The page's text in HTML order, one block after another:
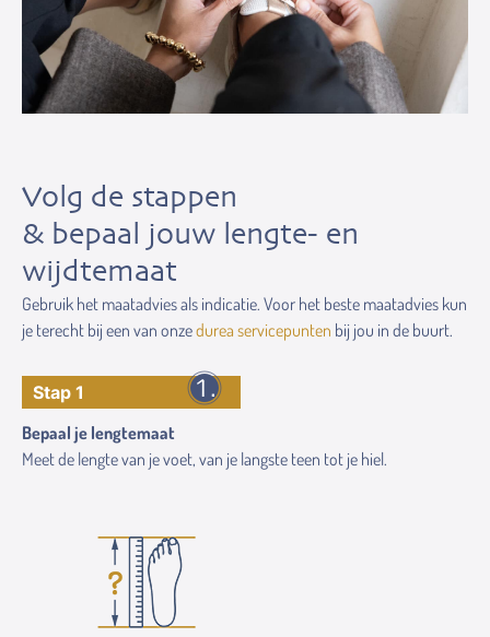
Volg de stappen
& bepaal jouw lengte- en
wijdtemaat
Gebruik het maatadvies als indicatie. Voor het beste maatadvies kun
je terecht bij een van onzedurea servicepunten bij jou in de buurt.
Stap 1
Bepaal je lengtemaat
Meet de lengte van je voet, van je langste teen tot je hiel.